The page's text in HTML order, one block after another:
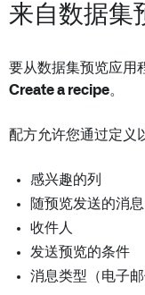
来自数据集
要从数据集预览应用
Create a recipe。
配方允许您通过定义
感兴趣的列
随预览发送的消息
收件人
发送预览的条件
消息类型（电子邮